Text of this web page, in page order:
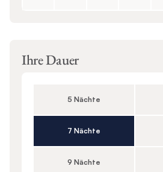
Ihre Dauer
5 Nächte
7 Nächte
9 Nächte